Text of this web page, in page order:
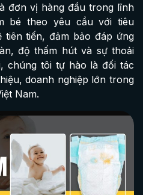
đơn vị hàng đầu trong lĩnh
bé theo yêu cầu với tiêu
tiến, đảm bảo đáp ứng
độ thấm hút và sự thoải
chúng tôi tự hào là đối tác
doanh nghiệp lớn trong
Nam.